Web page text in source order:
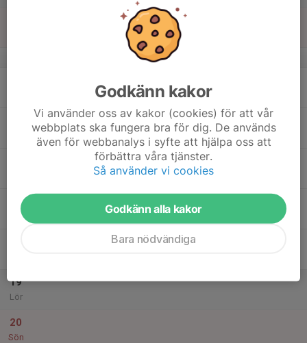
v.38
50m/200m B-bana
17
Tor
19
Lör
20
Sön
Godkänn kakor
Vi använder oss av kakor (cookies) för att vår
webbplats ska fungera bra för dig. De används
även för webbanalys i syfte att hjälpa oss att
förbättra våra tjänster.
Så använder vi cookies
Godkänn alla kakor
Bara nödvändiga